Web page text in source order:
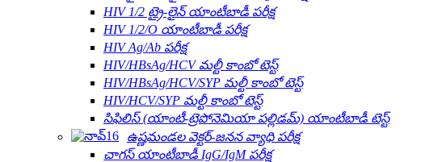
HIV 1/2 ట్రై-లైన్ యాంటీబాడీ పరీక్ష
HIV 1/2/O యాంటీబాడీ పరీక్ష
HIV Ag/Ab పరీక్ష
HIV/HBsAg/HCV మల్టీ కాంబో టెస్ట్
HIV/HBsAg/HCV/SYP మల్టీ కాంబో టెస్ట్
HIV/HCV/SYP మల్టీ కాంబో టెస్ట్
సిఫిలిస్ (యాంటీ-ట్రెపోనెమియా పల్లిడమ్) యాంటీబాడీ టెస్ట్
ఉష్ణమండల వెక్టర్-జనన వ్యాధి పరీక్ష
చాగస్ యాంటీబాడీ IgG/IgM పరీక్ష